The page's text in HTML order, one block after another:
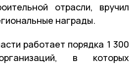
отрасли, вручил
награды.
работает порядка 1 300
в которых